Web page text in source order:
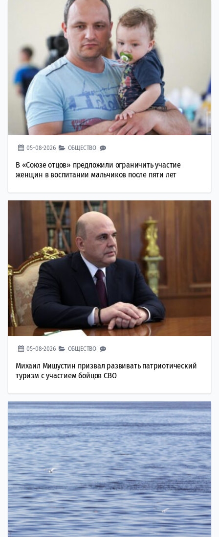
05-08-2026 ОБЩЕСТВО
В «Союзе отцов» предложили ограничить участие
женщин в воспитании мальчиков после пяти лет
05-08-2026 ОБЩЕСТВО
Михаил Мишустин призвал развивать патриотический
туризм с участием бойцов СВО